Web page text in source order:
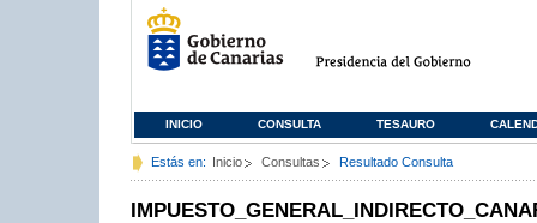
INICIO CONSULTA TESAURO
Estás en: Inicio Consultas Resultado Consulta